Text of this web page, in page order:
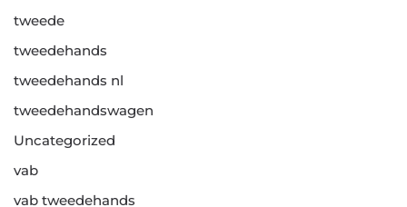
tweede
tweedehands
tweedehands nl
tweedehandswagen
Uncategorized
vab
vab tweedehands